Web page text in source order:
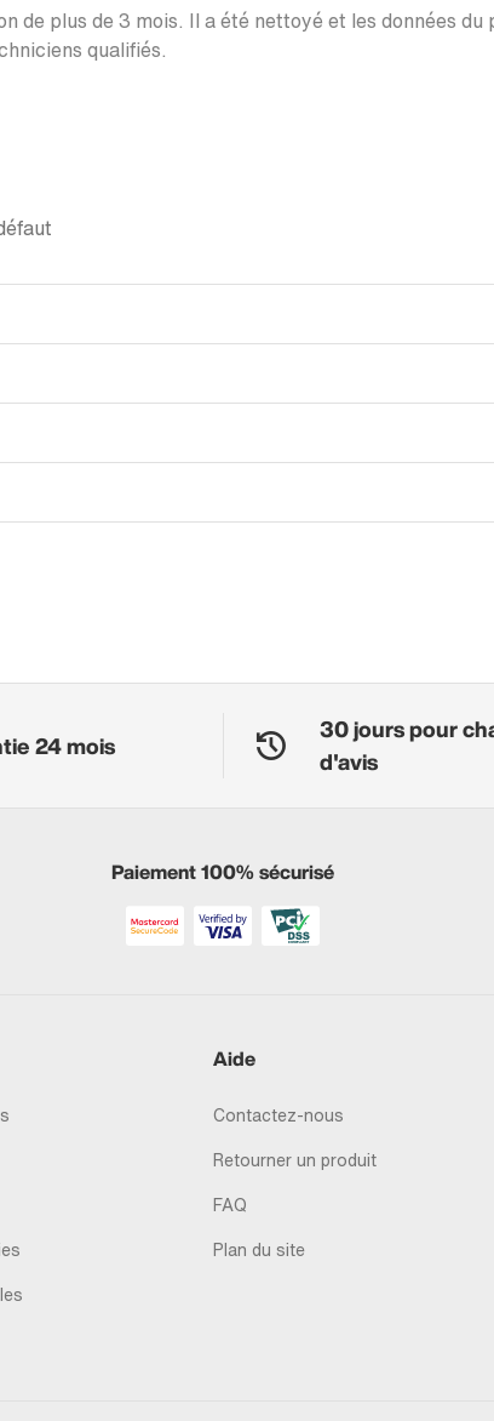
de plus de 3 mois. Il a été nettoyé et les données
qualifiés.
24 mois
30 jours pour
d'avis
Paiement 100% sécurisé
Aide
Contactez-nous
Retourner un produit
FAQ
Plan du site